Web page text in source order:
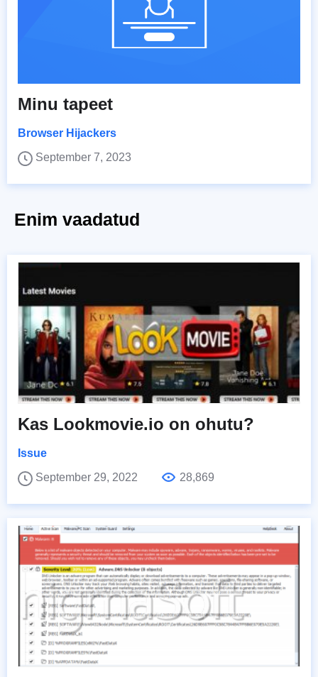
Minu tapeet
Browser Hijackers
September 7, 2023
Enim vaadatud
Kas Lookmovie.io on ohutu?
Issue
September 29, 2022
28,869